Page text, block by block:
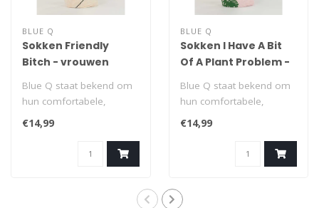
BLUE Q
Sokken Friendly
Bitch - vrouwen
Blue Q staat bekend om
hun comfortabele,
modieuze sokken met
eigenzinnige ontwer..
€14,99
BLUE Q
Sokken I Have A Bit
Of A Plant Problem -
vrouwen
Blue Q staat bekend om
hun comfortabele,
modieuze sokken met
eigenzinnige ontwer..
€14,99